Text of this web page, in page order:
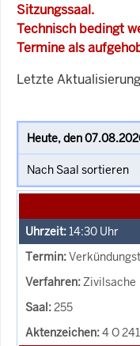
Sitzungssaal.
Technisch bedingt
Termine als
Letzte
14:30 Uhr
Zivilsache
255
4 O